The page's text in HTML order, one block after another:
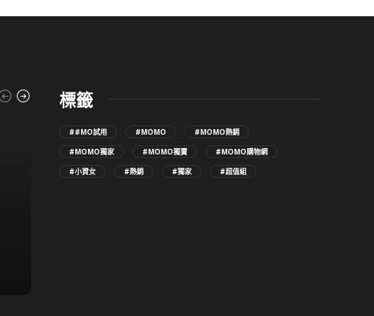
標籤
##MO試用 #MOMO
#MOMO熱銷
#MOMO獨家
#MOMO獨賣
#MOMO購物網
#小資女
#熱銷 #獨家 #超值組